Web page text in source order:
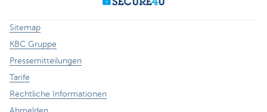
Sitemap
KBC Gruppe
Pressemitteilungen
Tarife
Rechtliche Informationen